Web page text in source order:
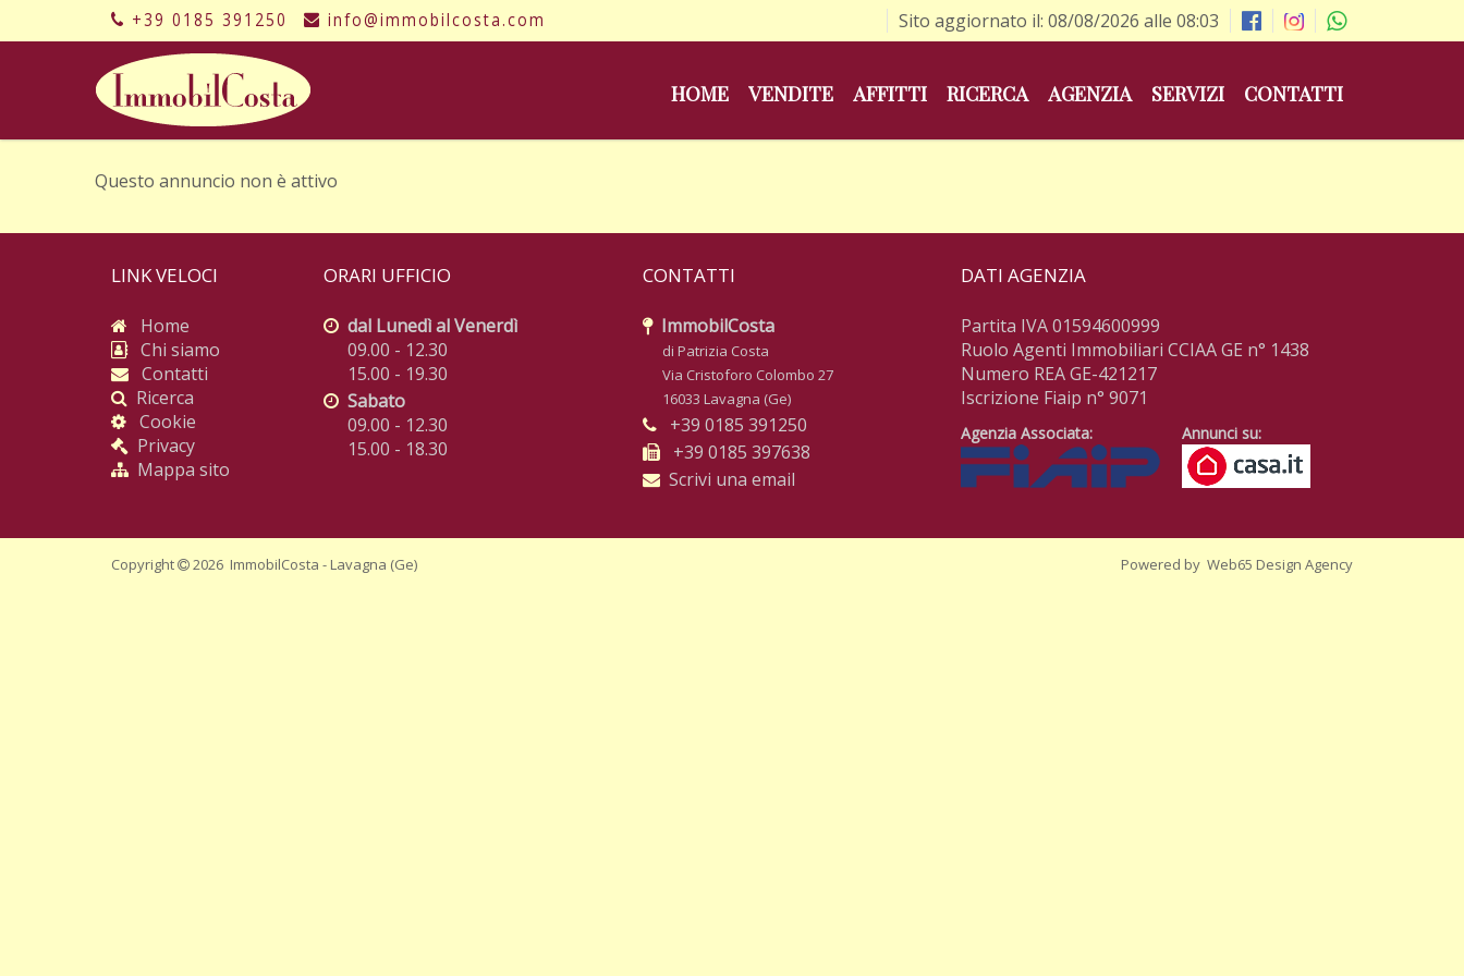
+39 0185 391250 info@immobilcosta.com Sito aggiornato il: 08/08/2026 alle 08:03
HOME VENDITE AFFITTI RICERCA AGENZIA SERVIZI CONTATTI
Questo annuncio non è attivo
LINK VELOCI
Home
Chi siamo
Contatti
Ricerca
Cookie
Privacy
Mappa sito
ORARI UFFICIO
dal Lunedì al Venerdì
09.00 - 12.30
15.00 - 19.30
Sabato
09.00 - 12.30
15.00 - 18.30
CONTATTI
ImmobilCosta
di Patrizia Costa
Via Cristoforo Colombo 27
16033 Lavagna (Ge)
+39 0185 391250
+39 0185 397638
Scrivi una email
DATI AGENZIA
Partita IVA 01594600999
Ruolo Agenti Immobiliari CCIAA GE n° 1438
Numero REA GE-421217
Iscrizione Fiaip n° 9071
Agenzia Associata: Annunci su:
Copyright 2026 ImmobilCosta - Lavagna (Ge) Powered by Web65 Design Agency